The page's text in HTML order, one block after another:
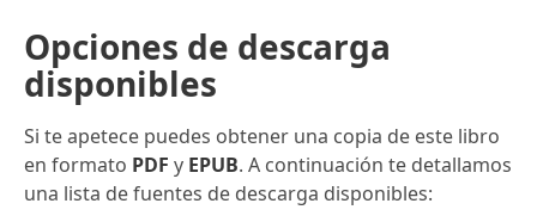
Opciones de descarga
disponibles
Si te apetece puedes obtener una copia de este libro
en formato PDF y EPUB. A continuación te detallamos
una lista de fuentes de descarga disponibles: